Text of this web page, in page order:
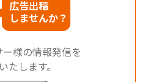
広告出稿
しませんか？
様の情報発信を
たします。